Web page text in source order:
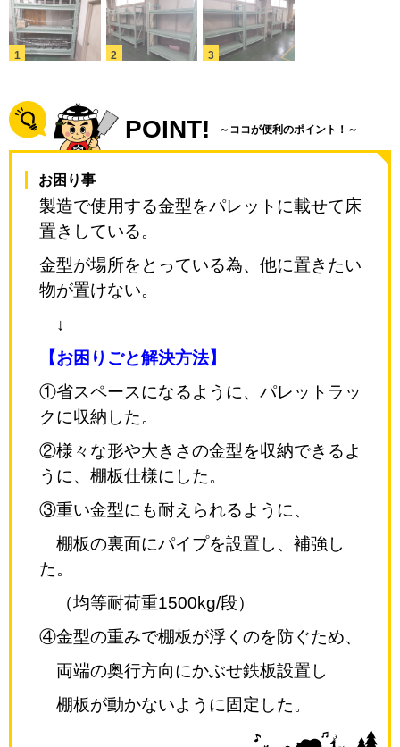
POINT! ～ココが便利のポイント！～
お困り事
製造で使用する金型をパレットに載せて床
置きしている。
金型が場所をとっている為、他に置きたい
物が置けない。
↓
【お困りごと解決方法】
①省スペースになるように、パレットラッ
クに収納した。
②様々な形や大きさの金型を収納できるよ
うに、棚板仕様にした。
③重い金型にも耐えられるように、
棚板の裏面にパイプを設置し、 補強し
た。
（均等耐荷重1500kg/段）
④金型の重みで棚板が浮くのを防ぐため、
両端の奥行方向にかぶせ鉄板設置し
棚板が動かないように固定した。